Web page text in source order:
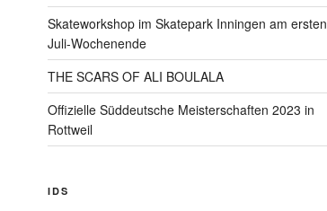
Skateworkshop im Skatepark Inningen am ersten
Juli-Wochenende
THE SCARS OF ALI BOULALA
Offizielle Süddeutsche Meisterschaften 2023 in
Rottweil
IDS